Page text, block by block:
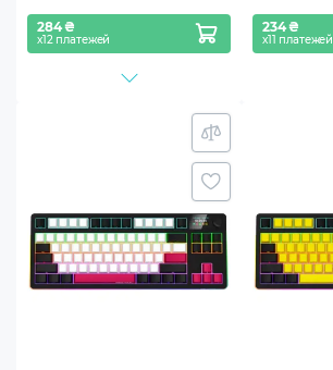
284 ₴
х12 платежей
234 ₴
х11 платежей